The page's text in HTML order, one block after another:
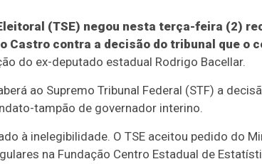
(TSE) negou nesta terça-feira (2)
Castro contra a decisão do tribunal que o
do ex-deputado estadual Rodrigo Bacellar.
ao Supremo Tribunal Federal (STF) a
tampão de governador interino.
à inelegibilidade. O TSE aceitou pedido do
na Fundação Centro Estadual de